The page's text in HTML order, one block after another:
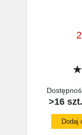
>16 szt.
Dodaj